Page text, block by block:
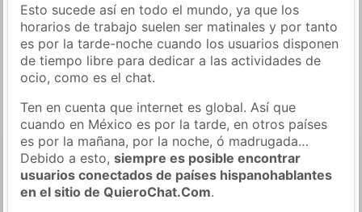
Esto sucede así en todo el mundo, ya que los
horarios de trabajo suelen ser matinales y por tanto
es por la tarde-noche cuando los usuarios disponen
de tiempo libre para dedicar a las actividades de
ocio, como es el chat.
Ten en cuenta que internet es global. Así que
cuando en México es por la tarde, en otros países
es por la mañana, por la noche, ó madrugada…
Debido a esto,siempre es posible encontrar
usuarios conectados de países hispanohablantes
en el sitio de QuieroChat.Com.